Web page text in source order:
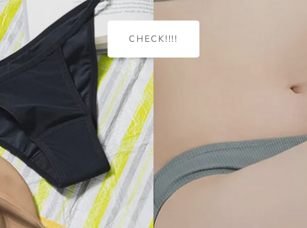
CHECK!!!!
堂々、見えてもおしゃれ♪
＼ちょうどいいが見つかる／
涼インナー
選べる型・着丈・素材・サイズ
小胸でも、谷間は作れる。4つのサイズから選ぶだけ！
Dramatical Bra 003
諦めていた谷間ができるブラ
＼重さたったの50グラム！／
透け感ブラレット
軽くて涼しいノーブラ感覚ブラ